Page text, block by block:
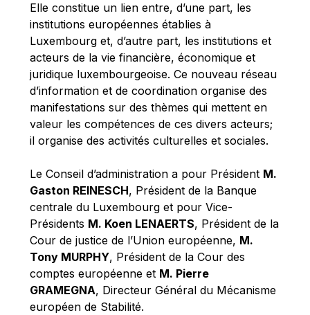
Michael Sohlman
Michel Goedert
Mireille Delmas-Marty
Nobuo Tanaka
Otmar Issing
Paolo Mengozzi
Paschal Donohoe
Pat Cox
Patrizia Nanz
Philippe Maystadt
Pierre Gramegna
Richard Pelly
Robert Goebbels
Robert REYNDERS
Elle constitue un lien entre, d’une part, les
institutions européennes établies à
Luxembourg et, d’autre part, les institutions et
acteurs de la vie financière, économique et
juridique luxembourgeoise. Ce nouveau réseau
d’information et de coordination organise des
manifestations sur des thèmes qui mettent en
valeur les compétences de ces divers acteurs;
il organise des activités culturelles et sociales.
Le Conseil d’administration a pour Président M.
Gaston REINESCH, Président de la Banque
centrale du Luxembourg et pour Vice-
Présidents M. Koen LENAERTS, Président de la
Cour de justice de l’Union européenne, M.
Tony MURPHY, Président de la Cour des
comptes européenne et M. Pierre
GRAMEGNA, Directeur Général du Mécanisme
européen de Stabilité.